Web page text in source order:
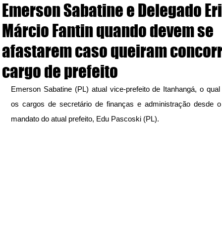
Emerson Sabatine e Delegado
Márcio Fantin quando devem se
afastarem caso queiram
cargo de prefeito
Emerson Sabatine (PL) atual vice-prefeito de Itanhangá, o
os cargos de secretário de finanças e administração desde
mandato do atual prefeito, Edu Pascoski (PL).